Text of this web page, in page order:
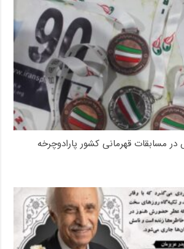
مسابقات قهرمانی کشور پارادوچرخه